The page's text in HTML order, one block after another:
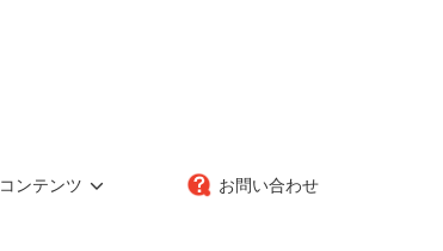
コンテンツ お問い合わせ